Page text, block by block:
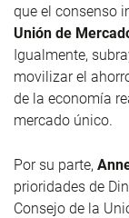
que el consenso
Unión de
Igualmente,
movilizar el
de la economía
mercado único.
Por su parte,
prioridades de
Consejo de la